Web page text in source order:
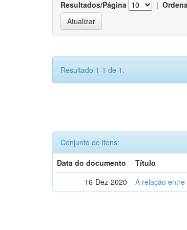
Resultados/Página |
Resultado 1-1 de 1.
Conjunto de itens:
Data do documento
Título
16-Dez-2020
A relação